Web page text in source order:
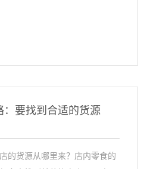
要找到合适的货源
的货源从哪里来？店内零食的